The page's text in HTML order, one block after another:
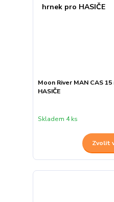
Moon River MAN CAS
HASIČE
Skladem 4 ks
Zvolit